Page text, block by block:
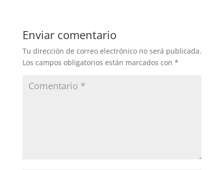
Enviar comentario
Tu dirección de correo electrónico no será publicada.
Los campos obligatorios están marcados con *